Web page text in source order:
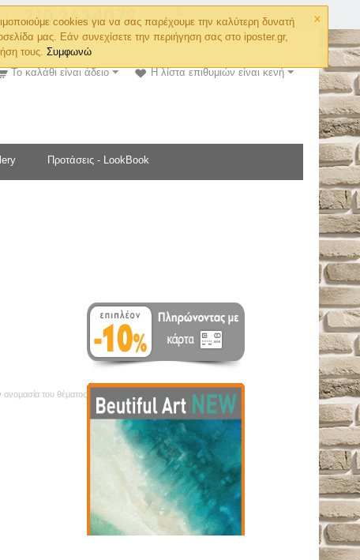
×
cookies για να σας παρέχουμε την καλύτερη δυνατή
μας. Εάν συνεχίσετε την περιήγηση σας στο iposter.gr,
τους.Συμφωνώ
Η λίστα επιθυμιών είναι κενή
Το καλάθι είναι άδειο
Προτάσεις - LookBook
ονομασία του θέματος